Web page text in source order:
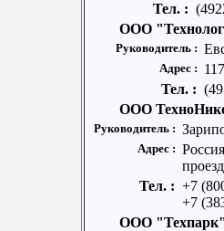
Тел. :
ООО
Руководитель :
Адрес :
Тел. :
ООО
Руководитель :
Адрес :
Тел. : +7
+7
ООО